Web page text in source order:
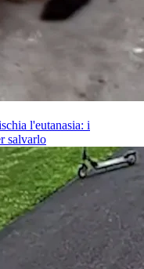
l'eutanasia: i
salvarlo